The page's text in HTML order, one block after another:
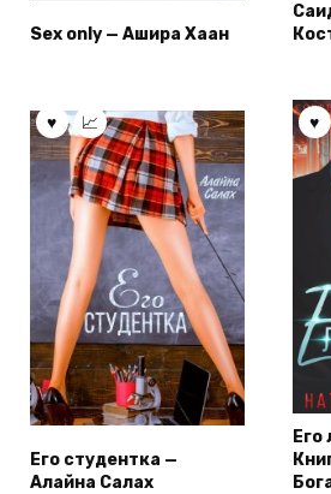
Sex only — Ашира Хаан
Его студентка —
Алайна Салах